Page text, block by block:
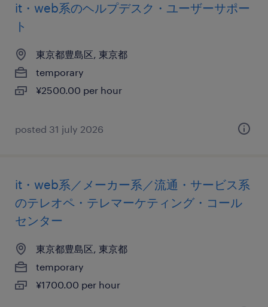
it・web系のヘルプデスク・ユーザーサポー
ト
東京都豊島区, 東京都
temporary
¥2500.00 per hour
posted 31 july 2026
it・web系／メーカー系／流通・サービス系
のテレオペ・テレマーケティング・コール
センター
東京都豊島区, 東京都
temporary
¥1700.00 per hour